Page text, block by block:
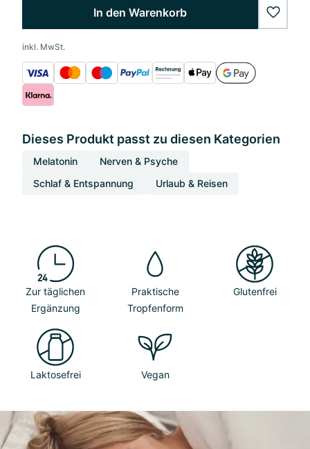
In den Warenkorb
inkl. MwSt.
Dieses Produkt passt zu diesen Kategorien
Melatonin
Nerven & Psyche
Schlaf & Entspannung
Urlaub & Reisen
Zur täglichen
Ergänzung
Praktische
Tropfenform
Glutenfrei
Laktosefrei Vegan